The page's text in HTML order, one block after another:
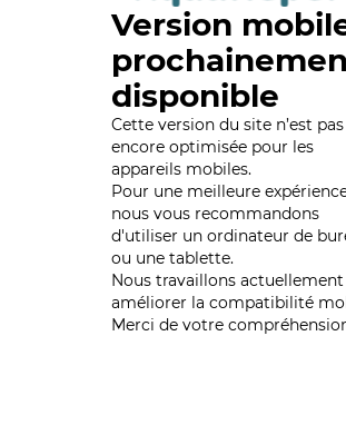
Version
disponible
Cette version du site n’est pas
encore optimisée pour les
appareils mobiles.
Pour une meilleure
nous vous recommandons
d'utiliser un ordinateur de
ou une tablette.
Nous travaillons actuellement
améliorer la compatibilité
Merci de votre